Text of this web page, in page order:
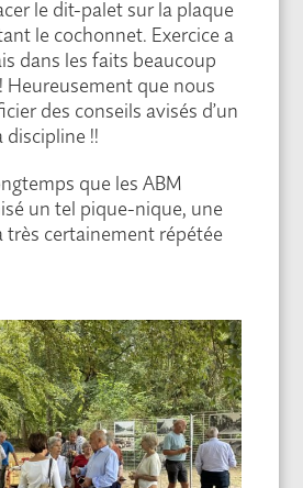
le dit-palet sur la plaque
le cochonnet. Exercice a
dans les faits beaucoup
Heureusement que nous
des conseils avisés d’un
discipline !!
que les ABM
un tel pique-nique, une
très certainement répétée